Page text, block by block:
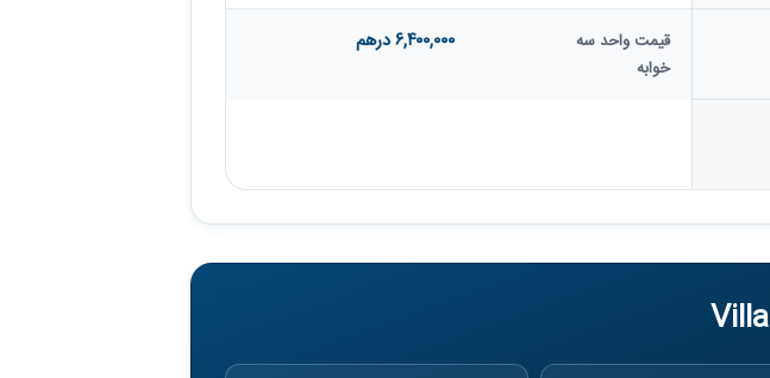
قیمت واحد سه
خوابه
۶,۴۰۰,۰۰۰ درهم